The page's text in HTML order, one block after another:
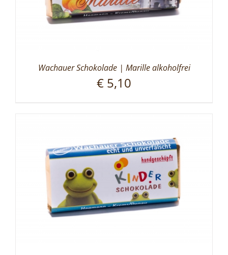
Wachauer Schokolade | Marille alkoholfrei
€ 5,10